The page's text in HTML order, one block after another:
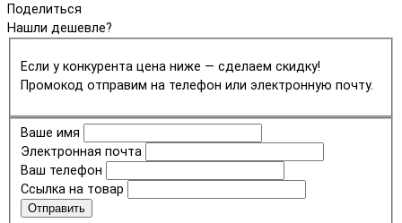
Поделиться
Нашли дешевле?
Если у конкурента цена ниже — сделаем скидку!
Промокод отправим на телефон или электронную почту.
Ваше имя
Электронная почта
Ваш телефон
Ссылка на товар
Отправить